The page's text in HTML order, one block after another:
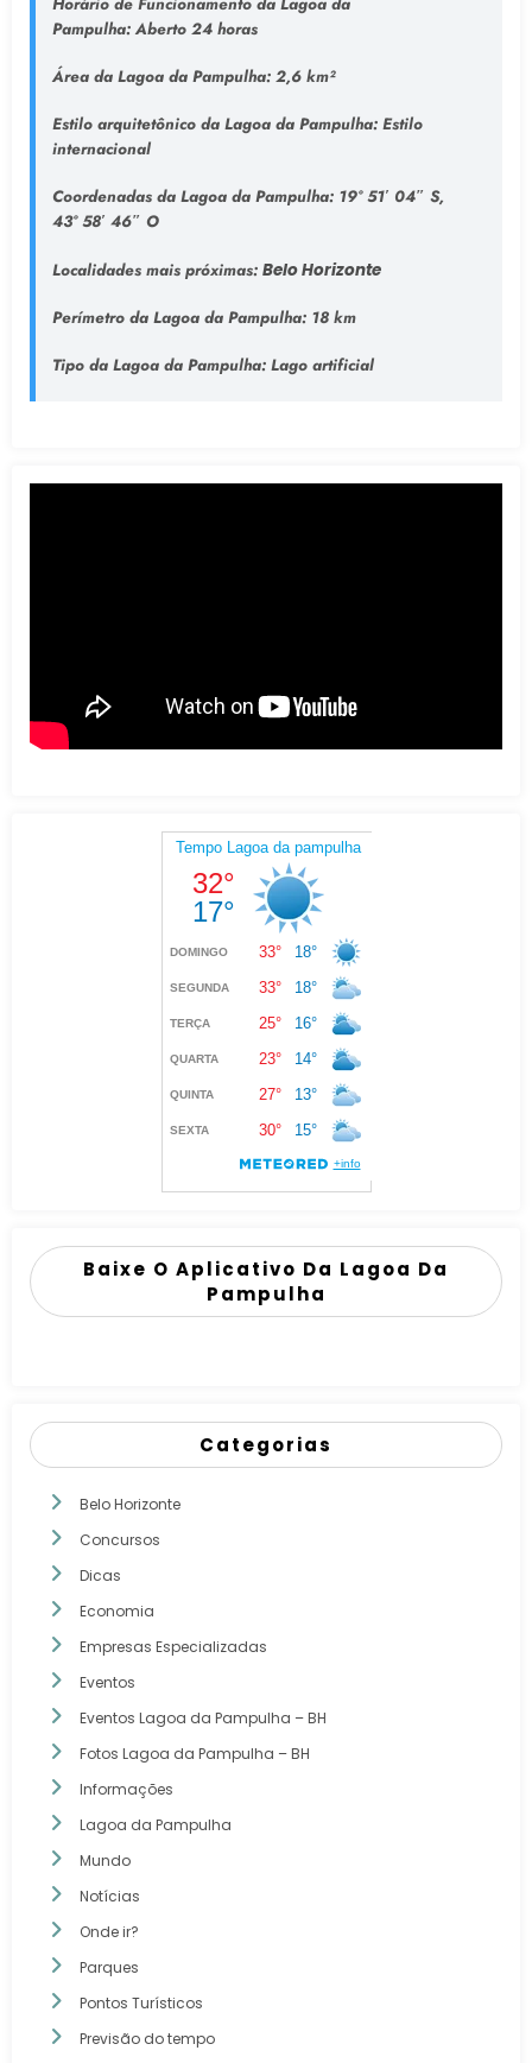
Pampulha:Aberto 24 horas
Área da Lagoa da Pampulha:2,6 km²
Estilo arquitetônico da Lagoa da Pampulha:Estilo
internacional
Coordenadas da Lagoa da Pampulha:19° 51′ 04″ S,
43° 58′ 46″ O
Localidades mais próximas: Belo Horizonte
Perímetro da Lagoa da Pampulha:18 km
Tipo da Lagoa da Pampulha: Lago artificial
Baixe O Aplicativo Da Lagoa Da
Pampulha
Categorias
Belo Horizonte
Concursos
Dicas
Economia
Empresas Especializadas
Eventos
Eventos Lagoa da Pampulha – BH
Fotos Lagoa da Pampulha – BH
Informações
Lagoa da Pampulha
Mundo
Notícias
Onde ir?
Parques
Pontos Turísticos
Previsão do tempo